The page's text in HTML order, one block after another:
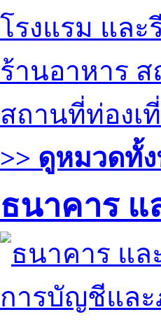
โรงแรม และ
ร้านอาหาร ส
สถานที่ท่องเ
>> ดูหมวดทั้
ธนาคาร แ
การบัญชีและ